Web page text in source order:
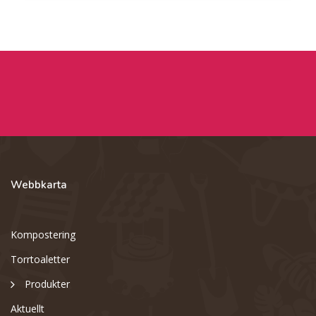
Webbkarta
Kompostering
Torrtoaletter
Produkter
Aktuellt